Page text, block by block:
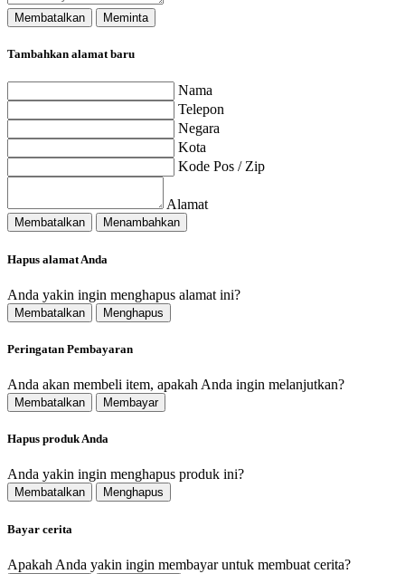
Membatalkan Meminta
Tambahkan alamat baru
Nama
Telepon
Negara
Kota
Kode Pos / Zip
Alamat
Membatalkan Menambahkan
Hapus alamat Anda
Anda yakin ingin menghapus alamat ini?
Membatalkan Menghapus
Peringatan Pembayaran
Anda akan membeli item, apakah Anda ingin melanjutkan?
Membatalkan Membayar
Hapus produk Anda
Anda yakin ingin menghapus produk ini?
Membatalkan Menghapus
Bayar cerita
Apakah Anda yakin ingin membayar untuk membuat cerita?